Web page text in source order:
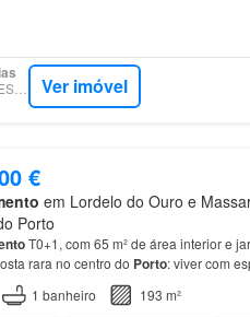
LUXURYESTATE Ver imóvel
€
em Lordelo do Ouro e
Porto
T0+1, com 65 m² de área interior e
rara no centro do Porto: viver com
distingue-se pela excelente
1 banheiro
193 m²